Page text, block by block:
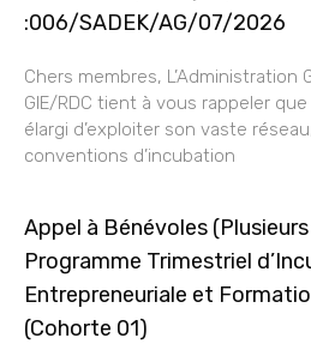
:006/SADEK/AG/07/2026
Chers membres, L’Administration
GIE/RDC tient à vous rappeler
élargi d’exploiter son vaste
conventions d’incubation
Appel à Bénévoles
Programme Trimestriel
Entrepreneuriale et
(Cohorte 01)